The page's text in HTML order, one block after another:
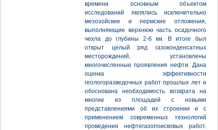
времени основным объектом
исследований являлись исключительно
мезозойские и пермские отложения,
выполняющие верхнюю часть осадочного
чехла до глубины 2-6 км. В итоге был
открыт целый ряд газоконденсатных
месторождений, установлены
многочисленные проявления нефти. Дана
оценка эффективности
геологоразведочных работ прошлых лет и
обоснована необходимость возврата на
многие из площадей с новыми
представлениями об их строении и с
применением современных технологий
проведения нефтегазопоисковых работ.